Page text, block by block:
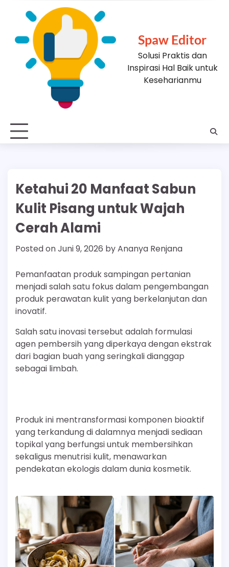
Spaw Editor
Solusi Praktis dan
Inspirasi Hal Baik untuk
Keseharianmu
Ketahui 20 Manfaat Sabun
Kulit Pisang untuk Wajah
Cerah Alami
Posted onJuni 9, 2026 byAnanya Renjana
Pemanfaatan produk sampingan pertanian
menjadi salah satu fokus dalam pengembangan
produk perawatan kulit yang berkelanjutan dan
inovatif.
Salah satu inovasi tersebut adalah formulasi
agen pembersih yang diperkaya dengan ekstrak
dari bagian buah yang seringkali dianggap
sebagai limbah.
Produk ini mentransformasi komponen bioaktif
yang terkandung di dalamnya menjadi sediaan
topikal yang berfungsi untuk membersihkan
sekaligus menutrisi kulit, menawarkan
pendekatan ekologis dalam dunia kosmetik.